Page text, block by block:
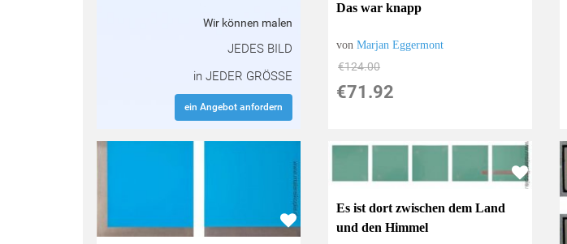
Wir können malen
JEDES BILD
in JEDER GRÖSSE
ein Angebot anfordern
Das war knapp
vonMarjan Eggermont
€124.00
€71.92
Es ist dort zwischen dem Land
und den Himmel